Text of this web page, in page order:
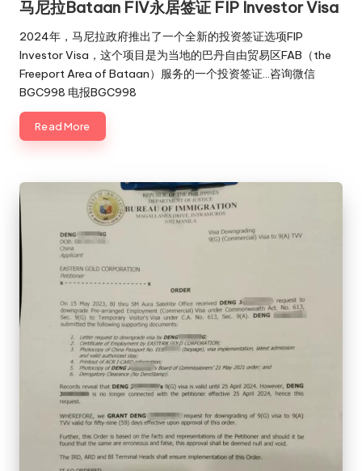
马尼拉Bataan FIV永居签证 FIP Investor Visa
2024年，马尼拉政府推出了一个全新的投资签证选项FIP
Investor Visa，这个项目是为当地的巴丹自由贸易区FAB（the
Freeport Area of Bataan）服务的一个投资签证…咨询微信
BGC998 电报BGC998
Read More